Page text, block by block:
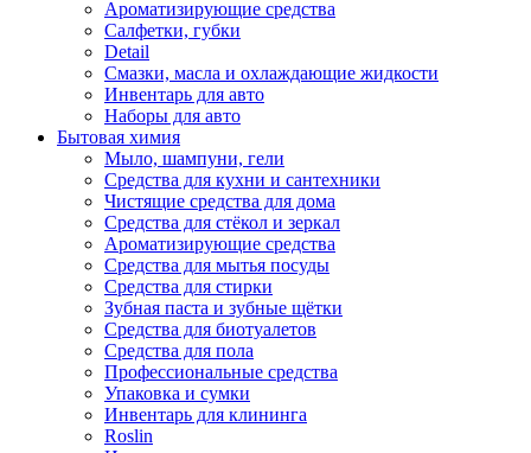
Ароматизирующие средства
Салфетки, губки
Detail
Смазки, масла и охлаждающие жидкости
Инвентарь для авто
Наборы для авто
Бытовая химия
Мыло, шампуни, гели
Средства для кухни и сантехники
Чистящие средства для дома
Средства для стёкол и зеркал
Ароматизирующие средства
Средства для мытья посуды
Средства для стирки
Зубная паста и зубные щётки
Средства для биотуалетов
Средства для пола
Профессиональные средства
Упаковка и сумки
Инвентарь для клининга
Roslin